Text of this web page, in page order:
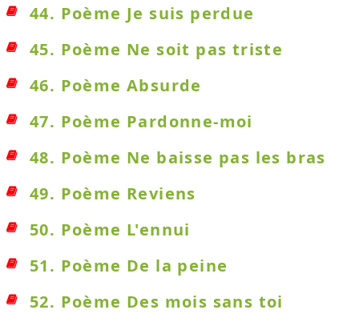
44. Poème Je suis perdue
45. Poème Ne soit pas triste
46. Poème Absurde
47. Poème Pardonne-moi
48. Poème Ne baisse pas les bras
49. Poème Reviens
50. Poème L'ennui
51. Poème De la peine
52. Poème Des mois sans toi